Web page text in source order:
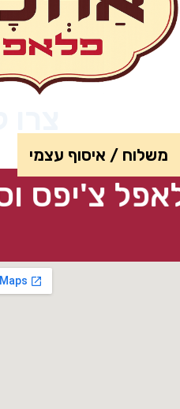
משלוח / איסוף עצמי